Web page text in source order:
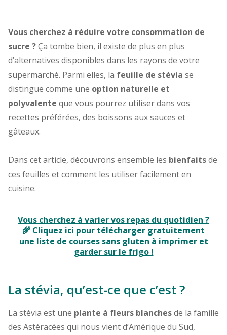
Vous cherchez à réduire votre consommation de
sucre ?Ça tombe bien, il existe de plus en plus
d’alternatives disponibles dans les rayons de votre
supermarché. Parmi elles, la feuille de stévia se
distingue comme une option naturelle et
polyvalente que vous pourrez utiliser dans vos
recettes préférées, des boissons aux sauces et
gâteaux.
Dans cet article, découvrons ensemble les bienfaitsde
ces feuilles et comment les utiliser facilement en
cuisine.
Vous cherchez à varier vos repas du quotidien ?
🌾 Cliquez ici pour télécharger gratuitement
une liste de courses sans gluten à imprimer et
garder sur le frigo !
La stévia, qu’est-ce que c’est ?
La stévia est une plante à fleurs blanchesde la famille
des Astéracées qui nous vient d’Amérique du Sud,